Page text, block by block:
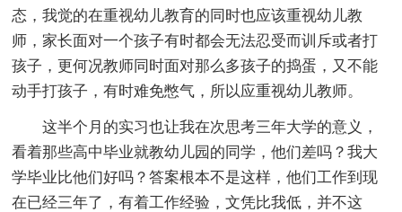
态，我觉的在重视幼儿教育的同时也应该重视幼儿教
师，家长面对一个孩子有时都会无法忍受而训斥或者打
孩子，更何况教师同时面对那么多孩子的捣蛋，又不能
动手打孩子，有时难免憋气，所以应重视幼儿教师。
这半个月的实习也让我在次思考三年大学的意义，
看着那些高中毕业就教幼儿园的同学，他们差吗？我大
学毕业比他们好吗？答案根本不是这样，他们工作到现
在已经三年了，有着工作经验，文凭比我低，并不这